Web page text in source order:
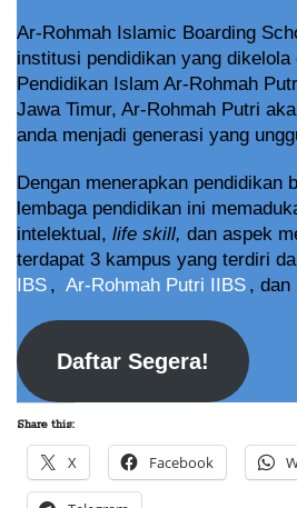
Ar-Rohmah Islamic Boarding
institusi pendidikan yang dikelola
Pendidikan Islam Ar-Rohmah
Jawa Timur, Ar-Rohmah Putri
anda menjadi generasi yang
Dengan menerapkan pendidikan
lembaga pendidikan ini
intelektual, life skill, dan aspek
terdapat 3 kampus yang terdiri
IBS , Ar-Rohmah Putri IIBS , dan
Daftar Segera!
Share this:
X Facebook